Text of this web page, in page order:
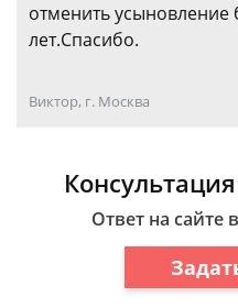
отменить усыновление
лет.Спасибо.
Виктор, г. Москва
Ответ на сайте